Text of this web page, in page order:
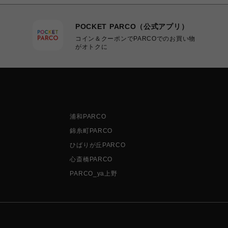
POCKET PARCO（公式アプリ）
コイン＆クーポンでPARCOでのお買い物
がオトクに
浦和PARCO
錦糸町PARCO
ひばりが丘PARCO
心斎橋PARCO
PARCO_ya上野